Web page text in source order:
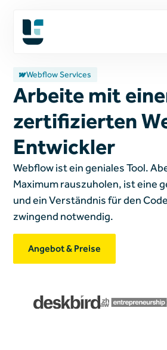
Webflow Services
Arbeite mit
zertifizierten
Entwickler
Webflow ist ein geniales Tool.
Maximum rauszuholen, ist eine
und ein Verständnis für den
zwingend notwendig.
Angebot & Preise